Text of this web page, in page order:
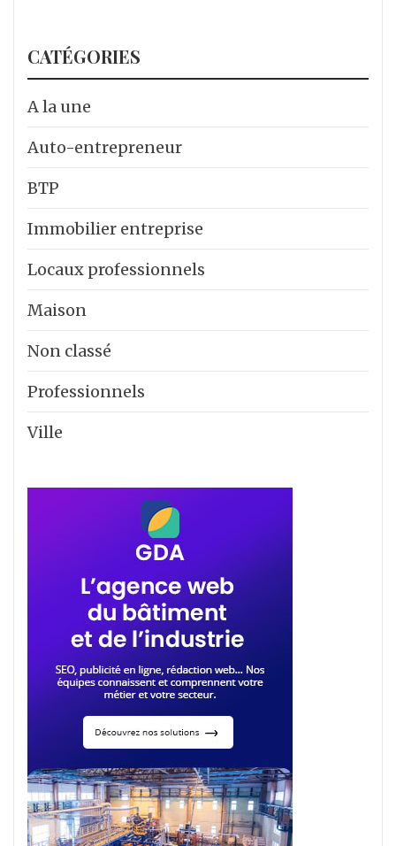
CATÉGORIES
A la une
Auto-entrepreneur
BTP
Immobilier entreprise
Locaux professionnels
Maison
Non classé
Professionnels
Ville